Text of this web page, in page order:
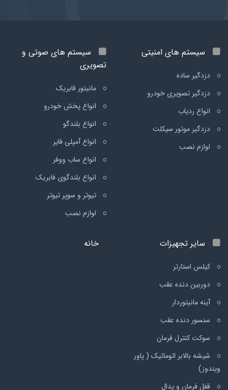
سیستم های امنیتی
دزدگیر ساده
دزدگیر تصویری خودرو
انواع ردیاب
دزدگیر موتور سیکلت
لوازم نصب
سیستم های صوتی و
تصویری
مانیتور فابریک
انواع پخش خودرو
انواع بلندگو
انواع آمپلی فایر
انواع ساب ووفر
انواع بلندگوی فابریک
تیوتر و سوپر تیوتر
لوازم نصب
سایر تجهیزات
کیلس استارتر
دوربین دنده عقب
آینه مانیتوردار
سنسور دنده عقب
سوکت کنترل فرمان
شیشه بالابر اتوماتیک ( پاور
ویندوز)
قفل فرمان و پدال
خانه